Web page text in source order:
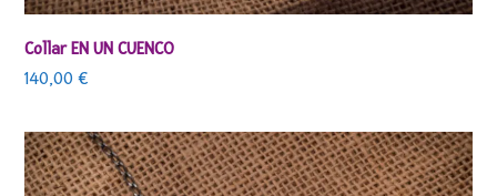
Collar EN UN CUENCO
140,00€